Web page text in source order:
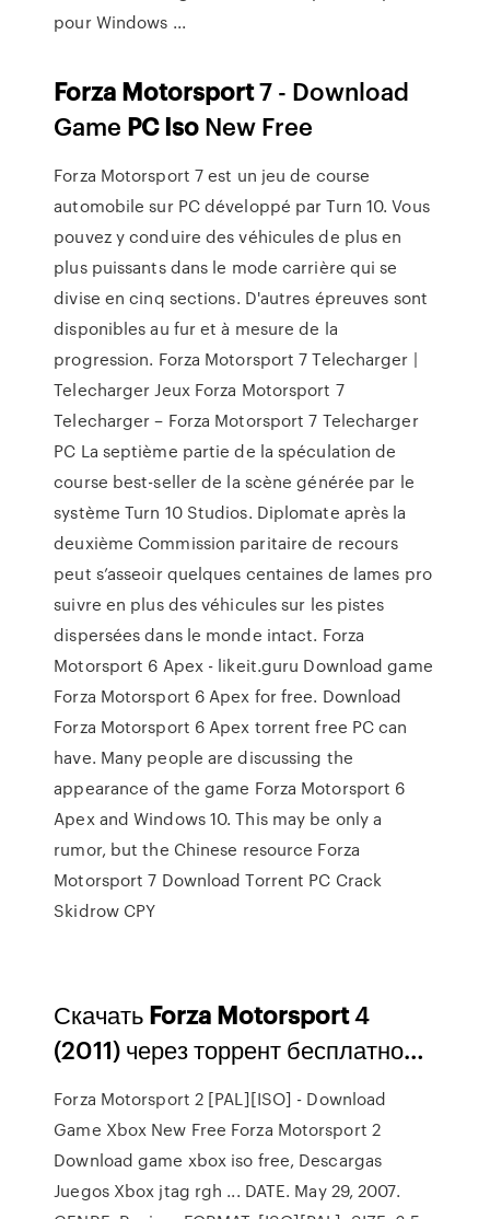
pour Windows ...
Forza Motorsport7 - Download
Game PCIso New Free
Forza Motorsport 7 est un jeu de course
automobile sur PC développé par Turn 10. Vous
pouvez y conduire des véhicules de plus en
plus puissants dans le mode carrière qui se
divise en cinq sections. D'autres épreuves sont
disponibles au fur et à mesure de la
progression. Forza Motorsport 7 Telecharger |
Telecharger Jeux Forza Motorsport 7
Telecharger – Forza Motorsport 7 Telecharger
PC La septième partie de la spéculation de
course best-seller de la scène générée par le
système Turn 10 Studios. Diplomate après la
deuxième Commission paritaire de recours
peut s’asseoir quelques centaines de lames pro
suivre en plus des véhicules sur les pistes
dispersées dans le monde intact. Forza
Motorsport 6 Apex - likeit.guru Download game
Forza Motorsport 6 Apex for free. Download
Forza Motorsport 6 Apex torrent free PC can
have. Many people are discussing the
appearance of the game Forza Motorsport 6
Apex and Windows 10. This may be only a
rumor, but the Chinese resource Forza
Motorsport 7 Download Torrent PC Crack
Skidrow CPY
Скачать Forza Motorsport4
(2011) через торрент бесплатно…
Forza Motorsport 2 [PAL][ISO] - Download
Game Xbox New Free Forza Motorsport 2
Download game xbox iso free, Descargas
Juegos Xbox jtag rgh ... DATE. May 29, 2007.